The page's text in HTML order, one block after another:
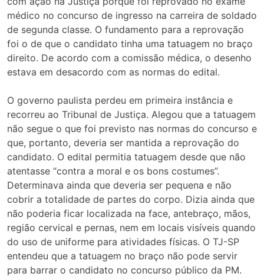
médico no concurso de ingresso na carreira de soldado
de segunda classe. O fundamento para a reprovação
foi o de que o candidato tinha uma tatuagem no braço
direito. De acordo com a comissão médica, o desenho
estava em desacordo com as normas do edital.
O governo paulista perdeu em primeira instância e
recorreu ao Tribunal de Justiça. Alegou que a tatuagem
não segue o que foi previsto nas normas do concurso e
que, portanto, deveria ser mantida a reprovação do
candidato. O edital permitia tatuagem desde que não
atentasse “contra a moral e os bons costumes”.
Determinava ainda que deveria ser pequena e não
cobrir a totalidade de partes do corpo. Dizia ainda que
não poderia ficar localizada na face, antebraço, mãos,
região cervical e pernas, nem em locais visíveis quando
do uso de uniforme para atividades físicas. O TJ-SP
entendeu que a tatuagem no braço não pode servir
para barrar o candidato no concurso público da PM.